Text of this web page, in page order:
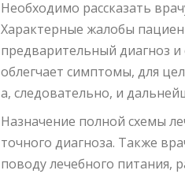
Необходимо рассказать
Характерные жалобы
предварительный диагноз
облегчает симптомы, для
а, следовательно, и
Назначение полной схемы
точного диагноза. Также
поводу лечебного питания,